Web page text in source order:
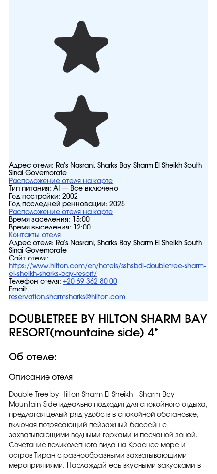
Адрес отеля: Ra's Nasrani, Sharks Bay Sharm El Sheikh South
Sinai Governorate
Расположение отеля на карте
Тип питания: AI — Все включено
Год постройки: 2002
Год последней ренновации: 2025
Расположение отеля на карте
Время заселения:
15:00
Время выселения:
12:00
Контакты отеля
Адрес отеля: Ra's Nasrani, Sharks Bay Sharm El Sheikh South
Sinai Governorate
Сайт отеля:
https://www.hilton.com/en/hotels/sshsbdi-doubletree-sharm-
el-sheikh-sharks-bay-resort/
Телефон отеля: +20 69 362 80 00
Email:
reservation.sharmsharks@hilton.com
DOUBLETREE BY HILTON SHARM BAY
RESORT(mountaine side) 4*
Об отеле:
Описание отеля
Double Tree by Hilton Sharm El Sheikh - Sharm Bay
Mountain Side идеально подходит для спокойного отдыха,
предлагая целый ряд удобств в спокойной обстановке,
включая потрясающий пейзажный бассейн с
захватывающими водными горками и песчаной зоной.
Сочетание великолепного вида на Красное море и
остров Тиран с разнообразными захватывающими
мероприятиями. Наслаждайтесь вкусными закусками в